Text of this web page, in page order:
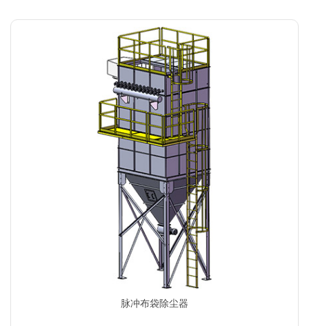
脉冲布袋除尘器